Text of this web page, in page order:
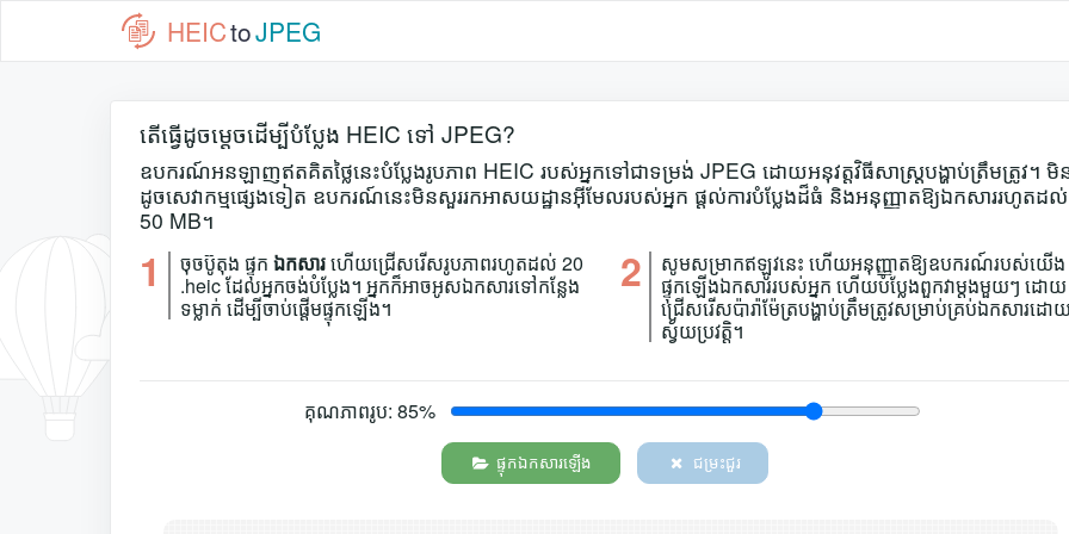
HEICtoJPEG
តើធ្វើដូចម្តេចដើម្បីបំប្លែង HEIC ទៅ JPEG?
ឧបករណ៍អនឡាញឥតគិតថ្លៃនេះបំប្លែងរូបភាព HEIC របស់អ្នកទៅជាទម្រង់ JPEG ដោយអនុវត្តវិធីសាស្ត្របង្ហាប់ត្រឹមត្រូវ។ មិ
ដូចសេវាកម្មផ្សេងទៀត ឧបករណ៍នេះមិនសួររកអាសយដ្ឋានអ៊ីមែលរបស់អ្នក ផ្តល់ការបំប្លែងដ៏ធំ និងអនុញ្ញាតឱ្យឯកសាររហូតដល់
50 MB។
1 ចុចប៊ូតុង ផ្ទុក ឯកសារហើយជ្រើសរើសរូបភាពរហូតដល់ 20
.heic ដែលអ្នកចង់បំប្លែង។ អ្នកក៏អាចអូសឯកសារទៅកន្លែង
ទម្លាក់ ដើម្បីចាប់ផ្តើមផ្ទុកឡើង។
2
សូមសម្រាកឥឡូវនេះ ហើយអនុញ្ញាតឱ្យឧបករណ៍របស់យើង
ផ្ទុកឡើងឯកសាររបស់អ្នក ហើយបំប្លែងពួកវាម្តងមួយៗ ដោយ
ជ្រើសរើសប៉ារ៉ាម៉ែត្របង្ហាប់ត្រឹមត្រូវសម្រាប់គ្រប់ឯកសារដោយ
ស្វ័យប្រវត្តិ។
គុណភាព​រូប: 85%
ផ្ទុកឯកសារឡើង ជម្រះជួរ